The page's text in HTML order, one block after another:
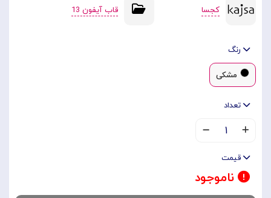
کجسا قاب آیفون 13
رنگ
مشکی
تعداد
۱
قیمت
ناموجود